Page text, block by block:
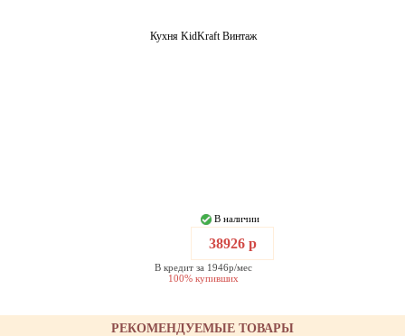
Кухня KidKraft Винтаж
В наличии
38926 р
В кредит за 1946р/мес
100% купивших
РЕКОМЕНДУЕМЫЕ ТОВАРЫ